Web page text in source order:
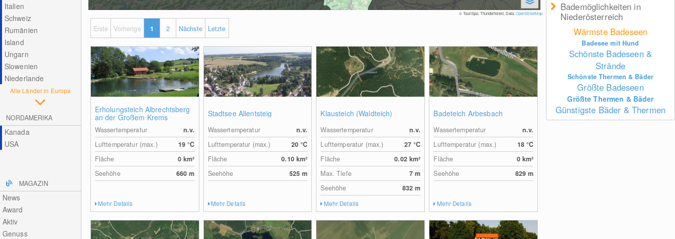
Italien
Schweiz
Rumänien
Island
Ungarn
Slowenien
Niederlande
Alle Länder in Europa
NORDAMERIKA
Kanada
USA
MAGAZIN
News
Award
Aktiv
Genuss
© TouriSpo, Thunderforest, Data:OpenStreetMap
Erste Vorherige 1 2 Nächste Letzte
Erholungsteich Albrechtsberg
an der Großem Krems
Wassertemperatur
n.v.
Lufttemperatur (max.)
19°C
Fläche
0km²
Seehöhe
660m
Mehr Details
Stadtsee Allentsteig
Wassertemperatur
n.v.
Lufttemperatur (max.)
20°C
Fläche
0.10km²
Seehöhe
525m
Mehr Details
Klausteich (Waldteich)
Wassertemperatur
n.v.
Lufttemperatur (max.)
27°C
Fläche
0.02 km²
Max. Tiefe
7m
Seehöhe
832m
Mehr Details
Badeteich Arbesbach
Wassertemperatur
n.v.
Lufttemperatur (max.)
18 °C
Fläche
0 km²
Seehöhe
829m
Mehr Details
Bademöglichkeiten in
Niederösterreich
Wärmste Badeseen
Badesee mit Hund
Schönste Badeseen &
Strände
Schönste Thermen & Bäder
Größte Badeseen
Größte Thermen & Bäder
Günstigste Bäder & Thermen